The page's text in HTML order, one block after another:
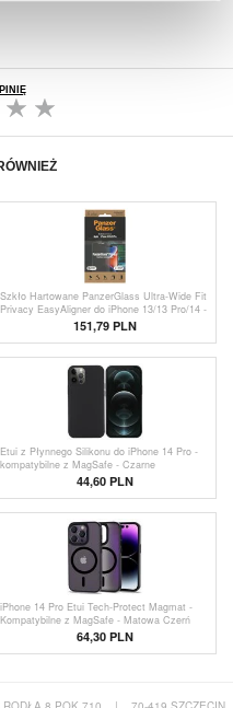
Szkło Hartowane PanzerGlass Ultra-Wide Fit
Privacy EasyAligner do iPhone 13/13 Pro/14 -
Czarna Krawędź151,79 PLN
Etui z Płynnego Silikonu do iPhone 14 Pro -
kompatybilne z MagSafe - Czarne
44,60 PLN
iPhone 14 Pro Etui Tech-Protect Magmat -
Kompatybilne z MagSafe - Matowa Czerń
64,30 PLN